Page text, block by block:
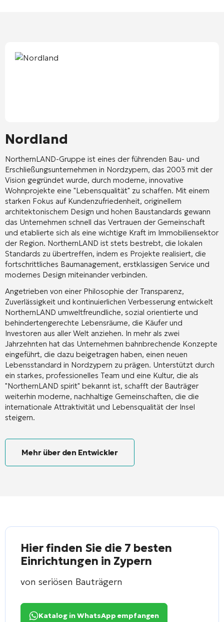
Nordland
NorthernLAND-Gruppe ist eines der führenden Bau- und
Erschließungsunternehmen in Nordzypern, das 2003 mit der
Vision gegründet wurde, durch moderne, innovative
Wohnprojekte eine "Lebensqualität" zu schaffen. Mit einem
starken Fokus auf Kundenzufriedenheit, originellem
architektonischem Design und hohen Baustandards gewann
das Unternehmen schnell das Vertrauen der Gemeinschaft
und etablierte sich als eine wichtige Kraft im Immobiliensektor
der Region. NorthernLAND ist stets bestrebt, die lokalen
Standards zu übertreffen, indem es Projekte realisiert, die
fortschrittliches Baumanagement, erstklassigen Service und
modernes Design miteinander verbinden.
Angetrieben von einer Philosophie der Transparenz,
Zuverlässigkeit und kontinuierlichen Verbesserung entwickelt
NorthernLAND umweltfreundliche, sozial orientierte und
behindertengerechte Lebensräume, die Käufer und
Investoren aus aller Welt anziehen. In mehr als zwei
Jahrzehnten hat das Unternehmen bahnbrechende Konzepte
eingeführt, die dazu beigetragen haben, einen neuen
Lebensstandard in Nordzypern zu prägen. Unterstützt durch
ein starkes, professionelles Team und eine Kultur, die als
"NorthernLAND spirit" bekannt ist, schafft der Bauträger
weiterhin moderne, nachhaltige Gemeinschaften, die die
internationale Attraktivität und Lebensqualität der Insel
steigern.
Mehr über den Entwickler
Hier finden Sie die 7 besten
Einrichtungen in Zypern
von seriösen Bauträgern
Katalog in WhatsApp empfangen